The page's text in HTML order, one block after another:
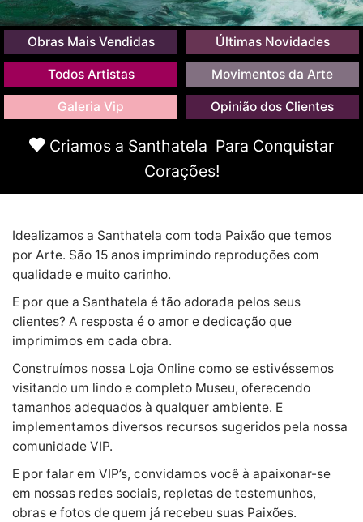
Obras Mais Vendidas Últimas Novidades
Todos Artistas Movimentos da Arte
Galeria Vip Opinião dos Clientes
Criamos a Santhatela Para Conquistar
Corações!
Idealizamos a Santhatela com toda Paixão que temos
por Arte. São 15 anos imprimindo reproduções com
qualidade e muito carinho.
E por que a Santhatela é tão adorada pelos seus
clientes? A resposta é o amor e dedicação que
imprimimos em cada obra.
Construímos nossa Loja Online como se estivéssemos
visitando um lindo e completo Museu, oferecendo
tamanhos adequados à qualquer ambiente. E
implementamos diversos recursos sugeridos pela nossa
comunidade VIP.
E por falar em VIP’s, convidamos você à apaixonar-se
em nossas redes sociais, repletas de testemunhos,
obras e fotos de quem já recebeu suas Paixões.